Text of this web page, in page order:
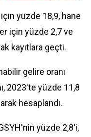
yüzde 18,9, hane
için yüzde 2,7 ve
kayıtlara geçti.
gelire oranı
2023'te yüzde 11,8
hesaplandı.
yüzde 2,8'i,